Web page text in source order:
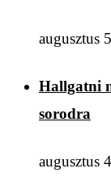
augusztus
Hallgatni
sorodra
augusztus